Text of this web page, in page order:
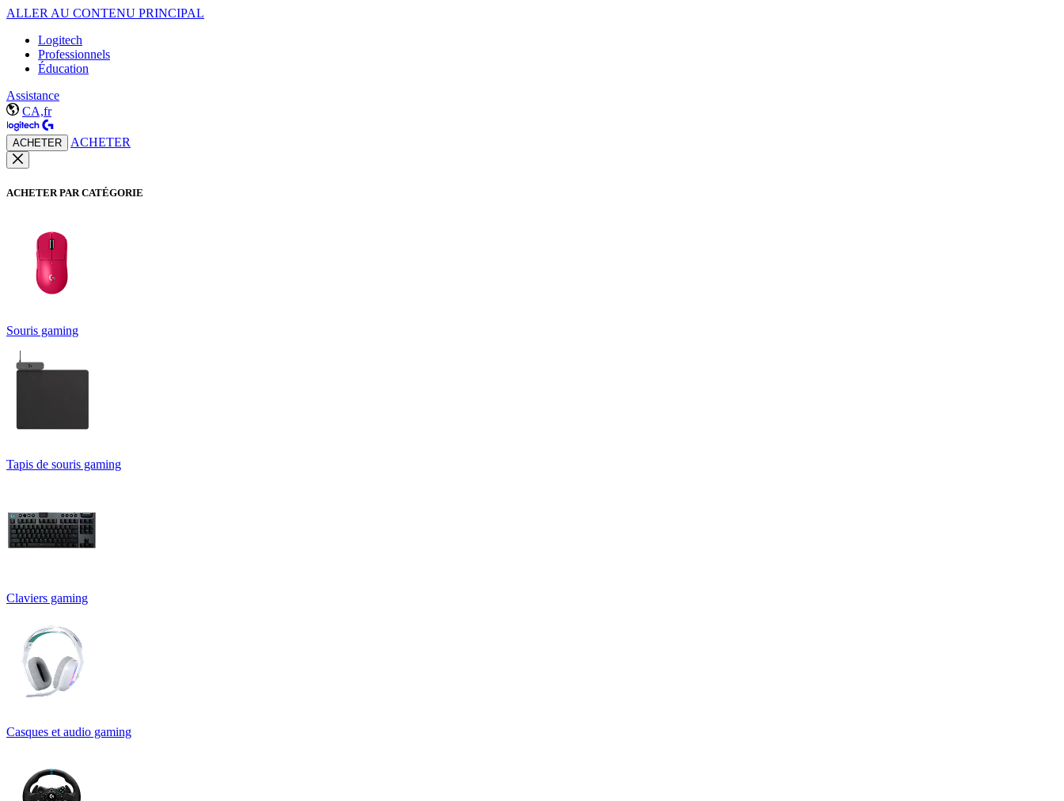
ALLER AU CONTENU PRINCIPAL
Logitech
Professionnels
Éducation
Assistance
CA,fr
ACHETER ACHETER
ACHETER PAR CATÉGORIE
Souris gaming
Tapis de souris gaming
Claviers gaming
Casques et audio gaming